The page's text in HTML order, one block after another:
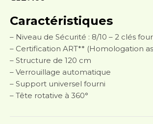
Caractéristiques
– Niveau de Sécurité : 8/10 – 2 clés
– Certification ART** (Homologation
– Structure de 120 cm
– Verrouillage automatique
– Support universel fourni
– Tête rotative à 360°